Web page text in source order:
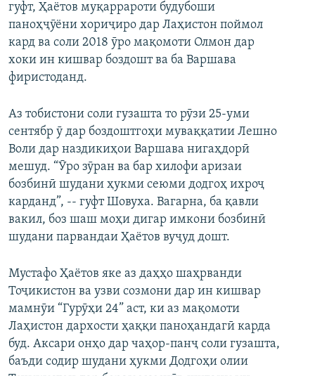
гуфт, Ҳаётов муқаррароти будубоши
паноҳҷӯёни хориҷиро дар Лаҳистон поймол
кард ва соли 2018 ӯро мақомоти Олмон дар
хоки ин кишвар боздошт ва ба Варшава
фиристоданд.
Аз тобистони соли гузашта то рӯзи 25-уми
сентябр ӯ дар боздоштгоҳи муваққатии Лешно
Воли дар наздикиҳои Варшава нигаҳдорӣ
мешуд. “Ӯро зӯран ва бар хилофи аризаи
бозбинӣ шудани ҳукми сеюми додгоҳ ихроҷ
карданд”, -- гуфт Шовуха. Вагарна, ба қавли
вакил, боз шаш моҳи дигар имкони бозбинӣ
шудани парвандаи Ҳаётов вуҷуд дошт.
Мустафо Ҳаётов яке аз даҳҳо шаҳрванди
Тоҷикистон ва узви созмони дар ин кишвар
мамнӯи “Гурӯҳи 24” аст, ки аз мақомоти
Лаҳистон дархости ҳаққи паноҳандагӣ карда
буд. Аксари онҳо дар чаҳор-панҷ соли гузашта,
баъди содир шудани ҳукми Додгоҳи олии